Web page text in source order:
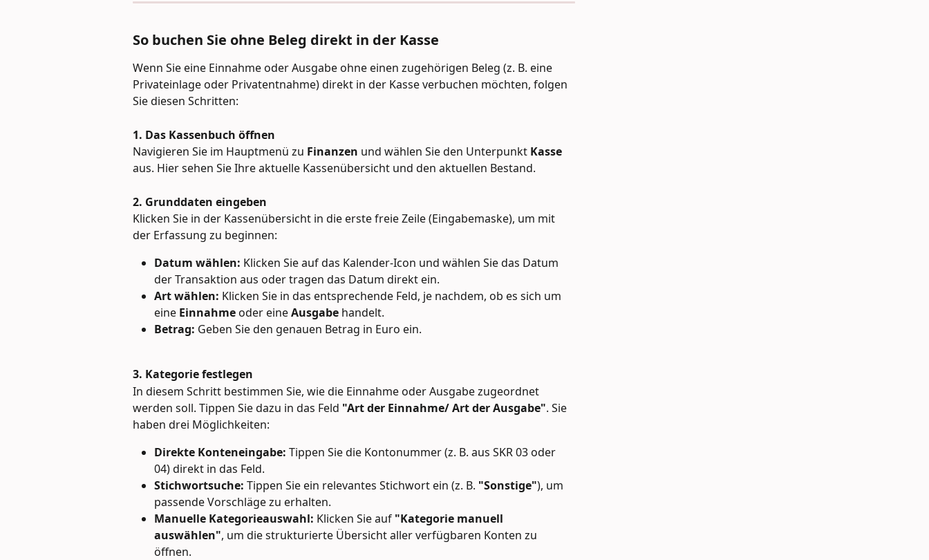
So buchen Sie ohne Beleg direkt in der Kasse
Wenn Sie eine Einnahme oder Ausgabe ohne einen zugehörigen Beleg (z. B. eine
Privateinlage oder Privatentnahme) direkt in der Kasse verbuchen möchten, folgen
Sie diesen Schritten:
1. Das Kassenbuch öffnen
Navigieren Sie im Hauptmenü zu Finanzen und wählen Sie den Unterpunkt Kasse
aus. Hier sehen Sie Ihre aktuelle Kassenübersicht und den aktuellen Bestand.
2. Grunddaten eingeben
Klicken Sie in der Kassenübersicht in die erste freie Zeile (Eingabemaske), um mit
der Erfassung zu beginnen:
Datum wählen: Klicken Sie auf das Kalender-Icon und wählen Sie das Datum
der Transaktion aus oder tragen das Datum direkt ein.
Art wählen: Klicken Sie in das entsprechende Feld, je nachdem, ob es sich um
eine Einnahme oder eine Ausgabe handelt.
Betrag: Geben Sie den genauen Betrag in Euro ein.
3. Kategorie festlegen
In diesem Schritt bestimmen Sie, wie die Einnahme oder Ausgabe zugeordnet
werden soll. Tippen Sie dazu in das Feld "Art der Einnahme/ Art der Ausgabe". Sie
haben drei Möglichkeiten:
Direkte Konteneingabe: Tippen Sie die Kontonummer (z. B. aus SKR 03 oder
04) direkt in das Feld.
Stichwortsuche: Tippen Sie ein relevantes Stichwort ein (z. B. "Sonstige"), um
passende Vorschläge zu erhalten.
Manuelle Kategorieauswahl: Klicken Sie auf "Kategorie manuell
auswählen", um die strukturierte Übersicht aller verfügbaren Konten zu
öffnen.